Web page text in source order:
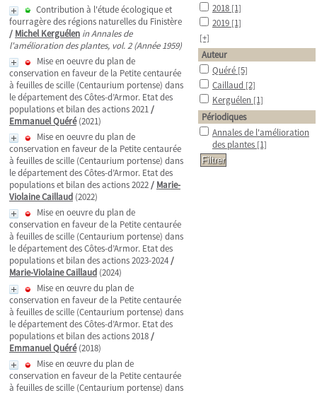
Contribution à l'étude écologique et
fourragère des régions naturelles du Finistère
/ Michel Kerguélen in Annales de
l'amélioration des plantes, vol. 2 (Année 1959)
Mise en oeuvre du plan de
conservation en faveur de la Petite centaurée
à feuilles de scille (Centaurium portense) dans
le département des Côtes-d’Armor. Etat des
populations et bilan des actions 2021/
Emmanuel Quéré(2021)
Mise en oeuvre du plan de
conservation en faveur de la Petite centaurée
à feuilles de scille (Centaurium portense) dans
le département des Côtes-d’Armor. Etat des
populations et bilan des actions 2022/ Marie-
Violaine Caillaud (2022)
Mise en oeuvre du plan de
conservation en faveur de la Petite centaurée
à feuilles de scille (Centaurium portense) dans
le département des Côtes-d’Armor. Etat des
populations et bilan des actions 2023-2024/
Marie-Violaine Caillaud (2024)
Mise en œuvre du plan de
conservation en faveur de la Petite centaurée
à feuilles de scille (Centaurium portense) dans
le département des Côtes-d’Armor. Etat des
populations et bilan des actions 2018/
Emmanuel Quéré(2018)
Mise en œuvre du plan de
conservation en faveur de la Petite centaurée
à feuilles de scille (Centaurium portense) dans
2018 [1]
2019 [1]
[+]
Auteur
Quéré [5]
Caillaud [2]
Kerguélen [1]
Périodiques
Annales de l'amélioration
des plantes [1]